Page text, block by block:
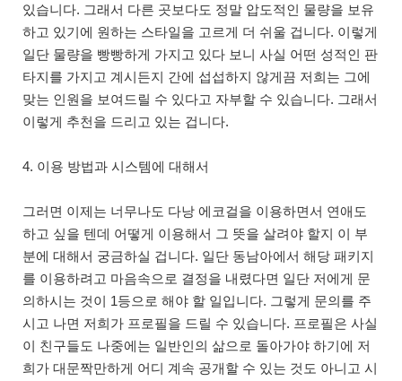
있습니다. 그래서 다른 곳보다도 정말 압도적인 물량을 보유
하고 있기에 원하는 스타일을 고르게 더 쉬울 겁니다. 이렇게
일단 물량을 빵빵하게 가지고 있다 보니 사실 어떤 성적인 판
타지를 가지고 계시든지 간에 섭섭하지 않게끔 저희는 그에
맞는 인원을 보여드릴 수 있다고 자부할 수 있습니다. 그래서
이렇게 추천을 드리고 있는 겁니다.
4. 이용 방법과 시스템에 대해서
그러면 이제는 너무나도 다낭 에코걸을 이용하면서 연애도
하고 싶을 텐데 어떻게 이용해서 그 뜻을 살려야 할지 이 부
분에 대해서 궁금하실 겁니다. 일단 동남아에서 해당 패키지
를 이용하려고 마음속으로 결정을 내렸다면 일단 저에게 문
의하시는 것이 1등으로 해야 할 일입니다. 그렇게 문의를 주
시고 나면 저희가 프로필을 드릴 수 있습니다. 프로필은 사실
이 친구들도 나중에는 일반인의 삶으로 돌아가야 하기에 저
희가 대문짝만하게 어디 계속 공개할 수 있는 것도 아니고 시